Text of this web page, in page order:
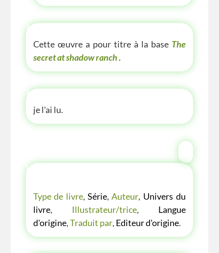
P'TITE(S) INFOS SUR LE LIVRE
Cette œuvre a pour titre à la base The
secret at shadow ranch .
P'TITE ANECDOTE
je l'ai lu.
LES P'TITES LISTES DES BIBLIOTHÈQUE
Type de livre, Série, Auteur, Univers du
livre, Illustrateur/trice, Langue
d'origine,Traduit par, Editeur d'origine.